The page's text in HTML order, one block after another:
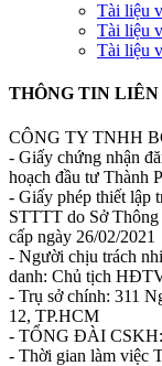
Tài liệu
Tài liệu
Tài liệu
THÔNG TIN LIÊN
CÔNG TY TNHH
- Giấy chứng nhận
hoạch đầu tư Thành
- Giấy phép thiết lập
STTTT do Sở
cấp ngày 26/02/2021
- Người chịu trách
danh: Chủ tịch
- Trụ sở chính: 311
12, TP.HCM
- TỔNG ĐÀI CSKH:
- Thời gian làm việc